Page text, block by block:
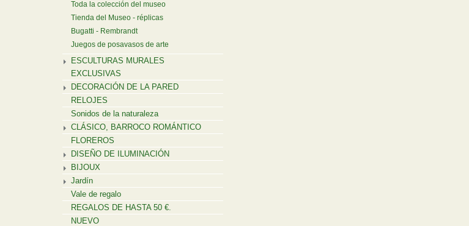
Toda la colección del museo
Tienda del Museo - réplicas
Bugatti - Rembrandt
Juegos de posavasos de arte
ESCULTURAS MURALES
EXCLUSIVAS
DECORACIÓN DE LA PARED
RELOJES
Sonidos de la naturaleza
CLÁSICO, BARROCO ROMÁNTICO
FLOREROS
DISEÑO DE ILUMINACIÓN
BIJOUX
Jardín
Vale de regalo
REGALOS DE HASTA 50 €.
NUEVO